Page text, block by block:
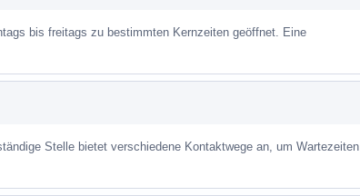
bis freitags zu bestimmten Kernzeiten geöffnet. Eine
Stelle bietet verschiedene Kontaktwege an, um Wartezeiten